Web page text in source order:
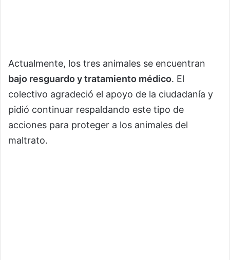
Actualmente, los tres animales se encuentran
bajo resguardo y tratamiento médico. El
colectivo agradeció el apoyo de la ciudadanía y
pidió continuar respaldando este tipo de
acciones para proteger a los animales del
maltrato.